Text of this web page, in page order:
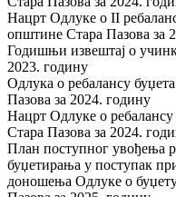
Нацрт Одлуке о II
општине Стара Пазова за
Годишњи извештај о
2023. годину
Одлука о ребалансу
Пазова за 2024. годину
Нацрт Одлуке о
Стара Пазова за 2024.
План поступног увођења
буџетирања у поступак
доношења Одлуке о